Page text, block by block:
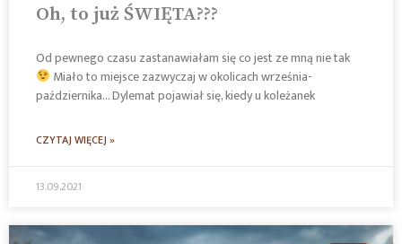
Oh, to już ŚWIĘTA???
Od pewnego czasu zastanawiałam się co jest ze mną nie tak
Miało to miejsce zazwyczaj w okolicach września-
października… Dylemat pojawiał się, kiedy u koleżanek
CZYTAJ WIĘCEJ »
13.09.2021